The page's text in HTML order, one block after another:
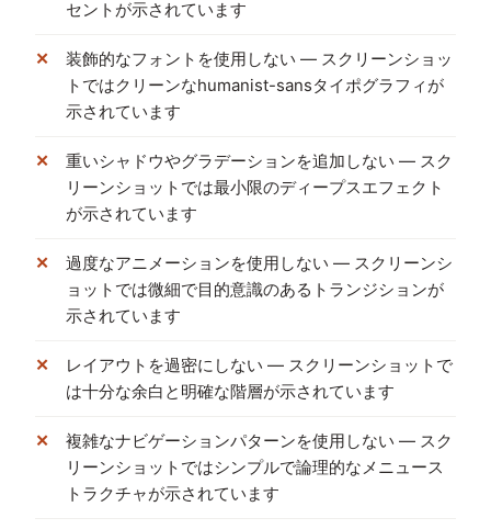
セントが示されています
装飾的なフォントを使用しない — スクリーンショッ
トではクリーンなhumanist-sansタイポグラフィが
示されています
重いシャドウやグラデーションを追加しない — スク
リーンショットでは最小限のディープスエフェクト
が示されています
過度なアニメーションを使用しない — スクリーンシ
ョットでは微細で目的意識のあるトランジションが
示されています
レイアウトを過密にしない — スクリーンショットで
は十分な余白と明確な階層が示されています
複雑なナビゲーションパターンを使用しない — スク
リーンショットではシンプルで論理的なメニュース
トラクチャが示されています